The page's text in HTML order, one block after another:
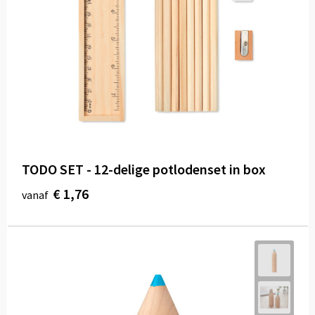
TODO SET - 12-delige potlodenset in box
vanaf € 1,76